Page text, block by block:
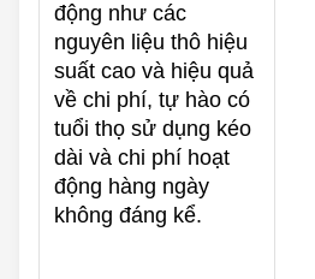
động như các
nguyên liệu thô hiệu
suất cao và hiệu quả
về chi phí, tự hào có
tuổi thọ sử dụng kéo
dài và chi phí hoạt
động hàng ngày
không đáng kể.